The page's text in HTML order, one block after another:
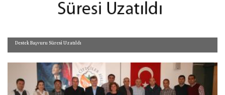
Destek Başvuru Süresi Uzatıldı